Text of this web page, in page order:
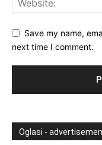
Save my name,
next time I comment.
Oglasi -